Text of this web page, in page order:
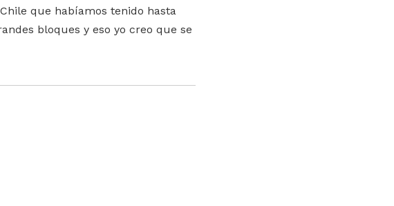
que habíamos tenido hasta
bloques y eso yo creo que se